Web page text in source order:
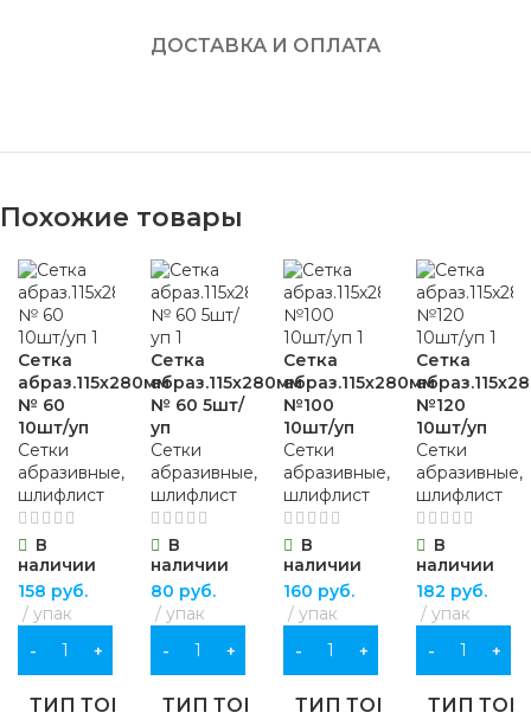
ДОСТАВКА И ОПЛАТА
Похожие товары
Сетка
абраз.115х280мм
№ 60
10шт/уп
Сетки
абразивные,
шлифлист
В
наличии
158 руб.
упак
ТИП ТОВАРА
Сетка
абраз.115х280мм
№ 60 5шт/
уп
Сетки
абразивные,
шлифлист
В
наличии
80 руб.
упак
ТИП ТОВАРА
Сетка
абраз.115х280мм
№100
10шт/уп
Сетки
абразивные,
шлифлист
В
наличии
160 руб.
упак
ТИП ТОВАРА
Сетка
№120
10шт/уп
Сетки
абразивные,
шлифлист
В
наличии
182 руб.
упак
ТИП